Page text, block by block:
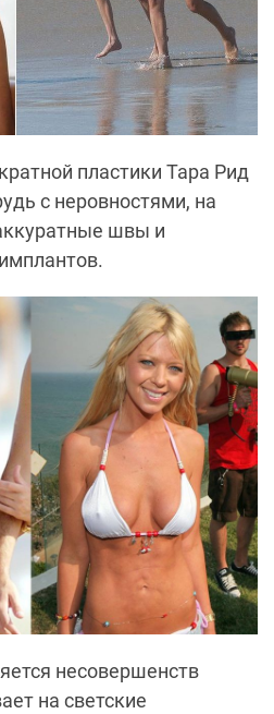
пластики Тара Рид
с неровностями, на
швы и
несовершенств
на светские